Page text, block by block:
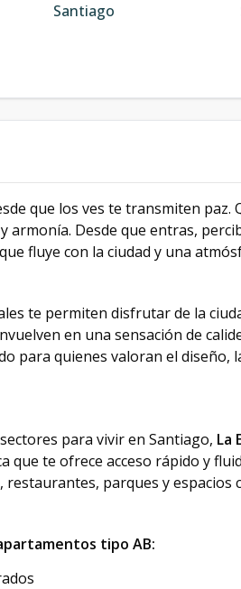
Santiago
que los ves te transmiten
armonía. Desde que entras,
fluye con la ciudad y una
te permiten disfrutar de la
en una sensación de
para quienes valoran el
para vivir en Santiago, La
que te ofrece acceso rápido y
restaurantes, parques y espacios
tipo AB: